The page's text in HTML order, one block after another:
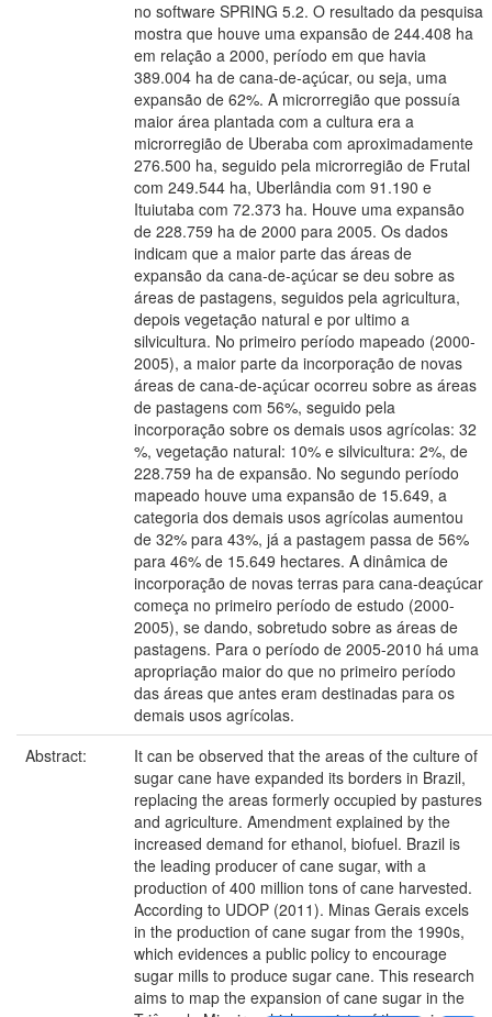
no software SPRING 5.2. O resultado da pesquisa
mostra que houve uma expansão de 244.408 ha
em relação a 2000, período em que havia
389.004 ha de cana-de-açúcar, ou seja, uma
expansão de 62%. A microrregião que possuía
maior área plantada com a cultura era a
microrregião de Uberaba com aproximadamente
276.500 ha, seguido pela microrregião de Frutal
com 249.544 ha, Uberlândia com 91.190 e
Ituiutaba com 72.373 ha. Houve uma expansão
de 228.759 ha de 2000 para 2005. Os dados
indicam que a maior parte das áreas de
expansão da cana-de-açúcar se deu sobre as
áreas de pastagens, seguidos pela agricultura,
depois vegetação natural e por ultimo a
silvicultura. No primeiro período mapeado (2000-
2005), a maior parte da incorporação de novas
áreas de cana-de-açúcar ocorreu sobre as áreas
de pastagens com 56%, seguido pela
incorporação sobre os demais usos agrícolas: 32
%, vegetação natural: 10% e silvicultura: 2%, de
228.759 ha de expansão. No segundo período
mapeado houve uma expansão de 15.649, a
categoria dos demais usos agrícolas aumentou
de 32% para 43%, já a pastagem passa de 56%
para 46% de 15.649 hectares. A dinâmica de
incorporação de novas terras para cana-deaçúcar
começa no primeiro período de estudo (2000-
2005), se dando, sobretudo sobre as áreas de
pastagens. Para o período de 2005-2010 há uma
apropriação maior do que no primeiro período
das áreas que antes eram destinadas para os
demais usos agrícolas.
Abstract:
It can be observed that the areas of the culture of
sugar cane have expanded its borders in Brazil,
replacing the areas formerly occupied by pastures
and agriculture. Amendment explained by the
increased demand for ethanol, biofuel. Brazil is
the leading producer of cane sugar, with a
production of 400 million tons of cane harvested.
According to UDOP (2011). Minas Gerais excels
in the production of cane sugar from the 1990s,
which evidences a public policy to encourage
sugar mills to produce sugar cane. This research
aims to map the expansion of cane sugar in the